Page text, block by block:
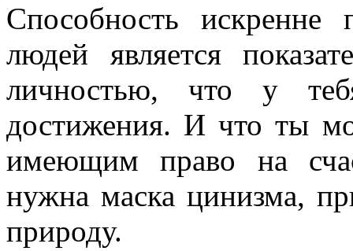
Способность искренне
людей является
личностью, что у
достижения. И что ты
имеющим право на
нужна маска цинизма,
природу.